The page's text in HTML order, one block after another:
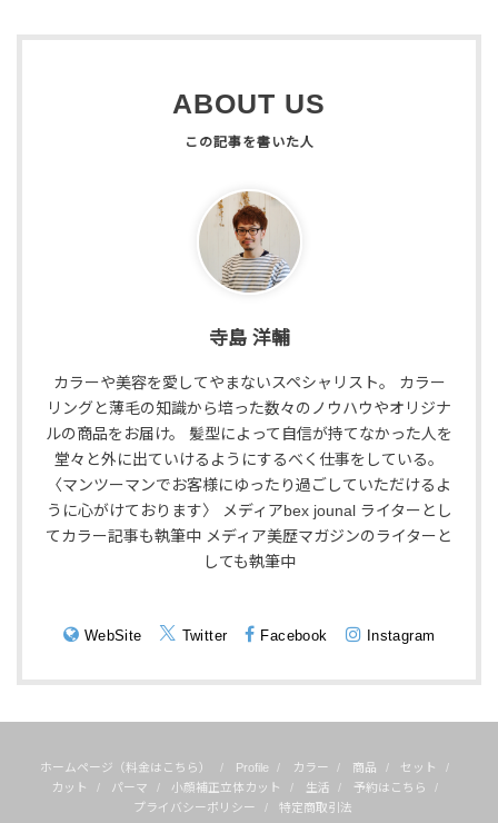
ABOUT US
寺島 洋輔
カラーや美容を愛してやまないスペシャリスト。 カラー
リングと薄毛の知識から培った数々のノウハウやオリジナ
ルの商品をお届け。 髪型によって自信が持てなかった人を
堂々と外に出ていけるようにするべく仕事をしている。
〈マンツーマンでお客様にゆったり過ごしていただけるよ
うに心がけております〉 メディアbex jounal ライターとし
てカラー記事も執筆中 メディア美歴マガジンのライターと
しても執筆中
WebSite Twitter Facebook Instagram
ホームページ（料金はこちら） Profile カラー 商品
セット
カット
パーマ 小顔補正立体カット 生活
予約はこちら
プライバシーポリシー
特定商取引法